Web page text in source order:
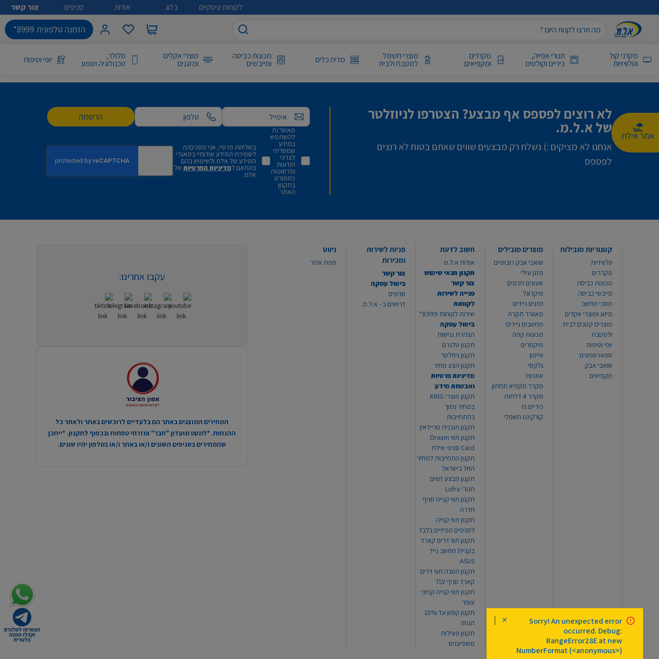
אתר אילת
לקוחות עיסקיים בלוג אודות סניפים צור קשר
הזמנה טלפונית 8999*
מקרני קול
וטלוויזיות
תנורי אפייה,
כיריים וקולטים
מקררים
ומקפיאים
מוצרי חשמל
למטבח ולבית מדיח כלים מכונות כביסה
ומייבשים
מוצרי אקלים
ומזגנים
סלולר,
טכנולוגיה ושמע יופי וטיפוח
לא רוצים לפספס אף מבצע? הצטרפו לניוזלטר
של א.ל.מ.
אנחנו לא מציקים :) נשלח רק מבצעים שווים שאתם בטוח לא רוצים
לפספס
אימייל הרשמה
מאשר/ת
להשתמש
במידע
שמסרתי
לצרכי
הודעות
ופרסומות
כמפורט
בתקנון
האתר
בשליחת פרטיי, אני מסכים/ה
לשמירת המידע אודותיי במאגרי
המידע של אלמ ולשימוש בהם
בהתאם למדיניות הפרטיות של
אלמ.
קטגוריות מובילות
טלוויזיות
מקררים
מכונות כביסה
מייבשי כביסה
מסכי מחשב
מיזוג ומוצרי אקלים
מוצרים קטנים לבית
ולמטבח
יופי וטיפוח
סמארטפונים
שואבי אבק
מקפיאים
מוצרים מובילים
שואבי אבק רובוטיים
מזגן עילי
שעונים חכמים
מיקרוגל
מזגים ניידים
מאוורר תקרה
מחשבים ניידים
מכונות קפה
מיקסרים
אייפון
גלקסי
אוזניות
מקרר מקפיא תחתון
מקרר 4 דלתות
כיריים גז
קורקינט חשמלי
חשוב לדעת
אודות א.ל.מ
תקנון תנאי שימוש
צור קשר
פנייה לשירות
לקוחות
שירות לקוחות 8999*
ביטול עסקה
הצהרת נגישות
תקנון טלגרם
תקנון ניוזלטר
תקנון הצע מחיר
מדיניות פרטיות
ואבטחת מידע
תקנון מוצרי KING
במחיר נמוך
בהתחייבות
תקנון תוכנית טריידאין
תקנון תווי Dream
Card סניפי אילת
תקנון התחייבות למחיר
הזול בישראל
תקנון מבצע תווים
תנורי Lofra
תקנון תווי קנייה סניף
חדרה
תקנון תווי קנייה
לסניפים הפיזיים בלבד
תקנון תווי דרים קארד
בקניית מחשב נייד
ASUS
תקנון הטבה תווי דרים
קארד סניף TLV
תקנון תווי קנייה קניוני
עופר
תקנון קופון עד 10%
הנחה
תקנון פעילות
משפיענים
פניות לשירות
ומכירות
צור קשר
ביטול עסקה
סניפים
דרושים ב - א.ל.מ.
ניווט
מפת אתר
עקבו אחרינו:
המחירים המוצגים באתר הם בלעדיים לרוכשים באתר ולאחר כל
ההנחות. *למעט מועדון "חבר" ומזרחי טפחות ובכפוף לתקנון. *ייתכן
שהמחירים בסניפים השונים ו/או באתר ו/או בטלפון יהיו שונים.
Sorry! An unexpected error
occurred. Debug:
RangeError28E at new
NumberFormat (<anonymous>)